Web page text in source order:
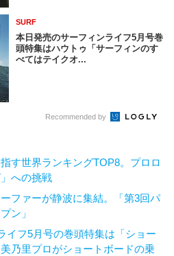
SURF
本日発売のサーフィンライフ5月号巻
頭特集はハウトゥ「サーフィンのす
べてはテイクオ...
Recommended by
す世界ランキングTOP8。プロロ
への挑戦
ファーが静波に集結。「第3回パ
ン」
イフ5月号の巻頭特集は「ショー
乃里プロがショートボードの乗